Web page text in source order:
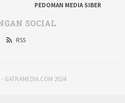
PEDOMAN MEDIA SIBER
SOCIAL
RSS
2024